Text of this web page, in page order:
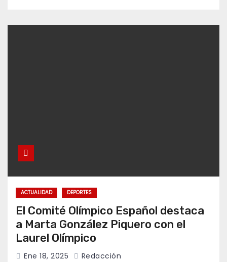
ACTUALIDAD DEPORTES
El Comité Olímpico Español destaca
a Marta González Piquero con el
Laurel Olímpico
Ene 18, 2025 Redacción